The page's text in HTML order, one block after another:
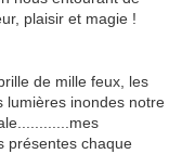
plaisir et magie !
de mille feux, les
lumières inondes notre
présentes chaque